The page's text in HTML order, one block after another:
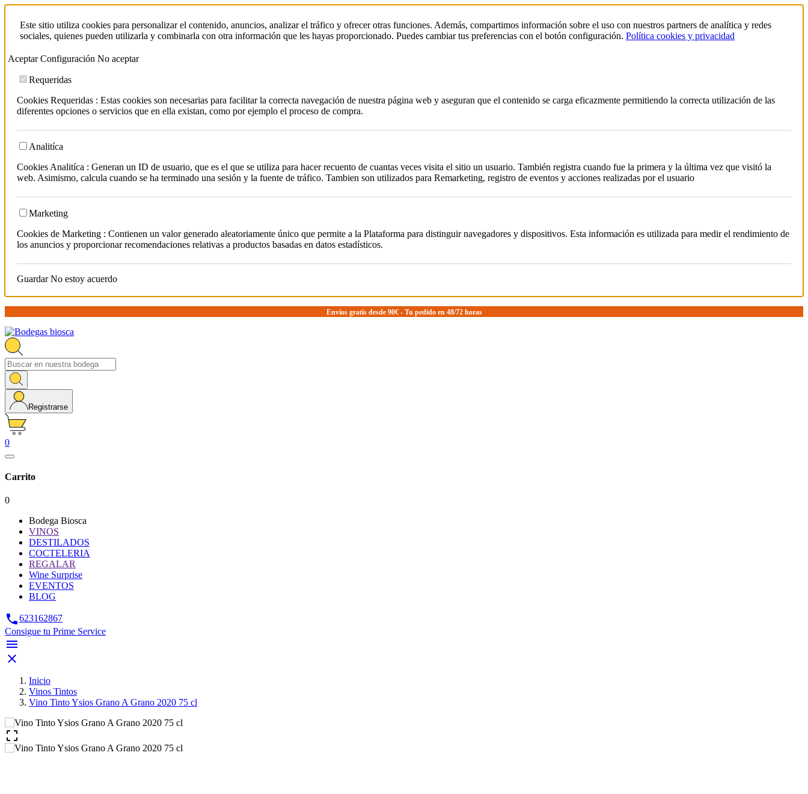
Este sitio utiliza cookies para personalizar el contenido, anuncios, analizar el tráfico y ofrecer otras funciones. Además, compartimos información sobre el uso con nuestros partners de analítica y redes
sociales, quienes pueden utilizarla y combinarla con otra información que les hayas proporcionado. Puedes cambiar tus preferencias con el botón configuración. Política cookies y privacidad
AceptarConfiguración No aceptar
Requeridas
Cookies Requeridas : Estas cookies son necesarias para facilitar la correcta navegación de nuestra página web y aseguran que el contenido se carga eficazmente permitiendo la correcta utilización de las
diferentes opciones o servicios que en ella existan, como por ejemplo el proceso de compra.
Analitíca
Cookies Analitíca : Generan un ID de usuario, que es el que se utiliza para hacer recuento de cuantas veces visita el sitio un usuario. También registra cuando fue la primera y la última vez que visitó la
web. Asimismo, calcula cuando se ha terminado una sesión y la fuente de tráfico. Tambien son utilizados para Remarketing, registro de eventos y acciones realizadas por el usuario
Marketing
Cookies de Marketing : Contienen un valor generado aleatoriamente único que permite a la Plataforma para distinguir navegadores y dispositivos. Esta información es utilizada para medir el rendimiento de
los anuncios y proporcionar recomendaciones relativas a productos basadas en datos estadísticos.
GuardarNo estoy acuerdo
Envíos gratis desde 90€ - Tu pedido en 48/72 horas
Registrarse
0
Carrito
0
Bodega Biosca
VINOS
DESTILADOS
COCTELERIA
REGALAR
Wine Surprise
EVENTOS
BLOG
623162867
Consigue tu Prime Service


Inicio
Vinos Tintos
Vino Tinto Ysios Grano A Grano 2020 75 cl
